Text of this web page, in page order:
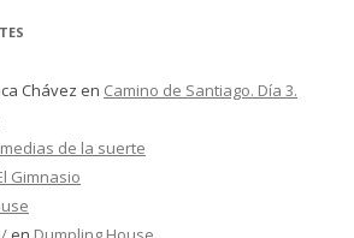
Chávez en Camino de Santiago. Día 3.
de la suerte
Gimnasio